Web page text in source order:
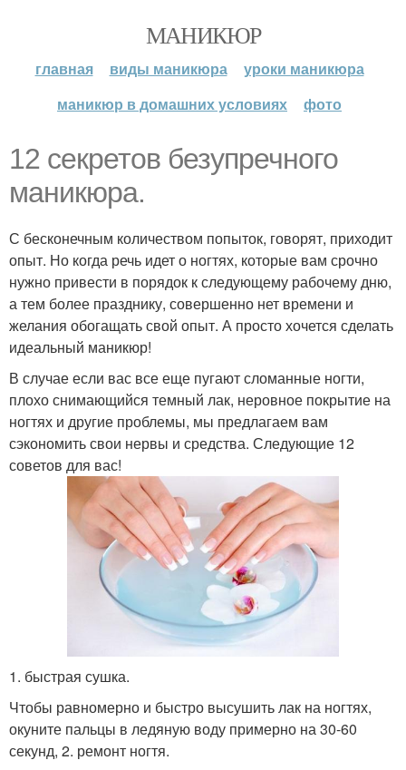
МАНИКЮР
главная виды маникюра
уроки маникюра
маникюр в домашних условиях
фото
12 секретов безупречного
маникюра.
С бесконечным количеством попыток, говорят, приходит
опыт. Но когда речь идет о ногтях, которые вам срочно
нужно привести в порядок к следующему рабочему дню,
а тем более празднику, совершенно нет времени и
желания обогащать свой опыт. А просто хочется сделать
идеальный маникюр!
В случае если вас все еще пугают сломанные ногти,
плохо снимающийся темный лак, неровное покрытие на
ногтях и другие проблемы, мы предлагаем вам
сэкономить свои нервы и средства. Следующие 12
советов для вас!
1. быстрая сушка.
Чтобы равномерно и быстро высушить лак на ногтях,
окуните пальцы в ледяную воду примерно на 30-60
секунд, 2. ремонт ногтя.